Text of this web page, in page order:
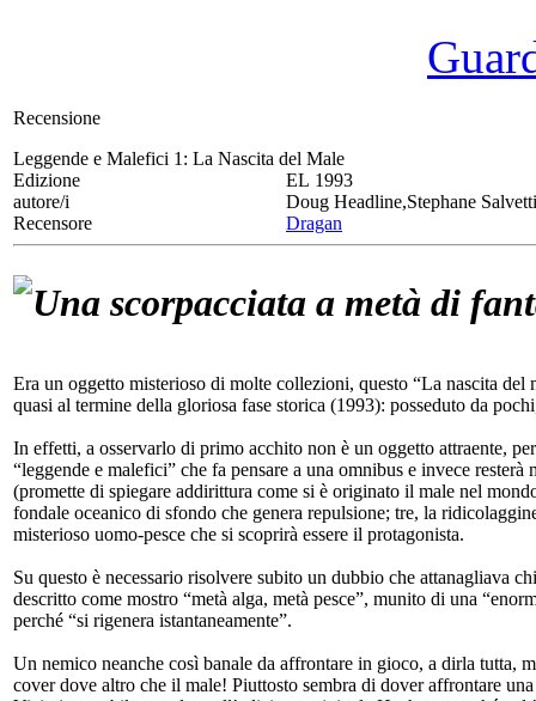
Recensione
Leggende e Malefici 1: La Nascita del Male
Edizione
EL 1993
autore/i
Doug Headline,Stephane Salvetti
Recensore
Dragan
Una scorpacciata a metà di
Era un oggetto misterioso di molte collezioni, questo “La nascita
quasi al termine della gloriosa fase storica (1993): posseduto da
In effetti, a osservarlo di primo acchito non è un oggetto attraente,
“leggende e malefici” che fa pensare a una omnibus e invece
(promette di spiegare addirittura come si è originato il male nel
fondale oceanico di sfondo che genera repulsione; tre, la
misterioso uomo-pesce che si scoprirà essere il protagonista.
Su questo è necessario risolvere subito un dubbio che attanagliava
descritto come mostro “metà alga, metà pesce”, munito di una
perché “si rigenera istantaneamente”.
Un nemico neanche così banale da affrontare in gioco, a dirla tutta,
cover dove altro che il male! Piuttosto sembra di dover affrontare